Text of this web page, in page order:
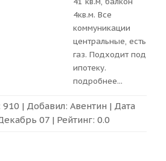
4кв.м. Все
коммуникации
центральные, есть
газ. Подходит под
ипотеку.
подробнее...
| Добавил: Авентин | Дата
07 | Рейтинг: 0.0